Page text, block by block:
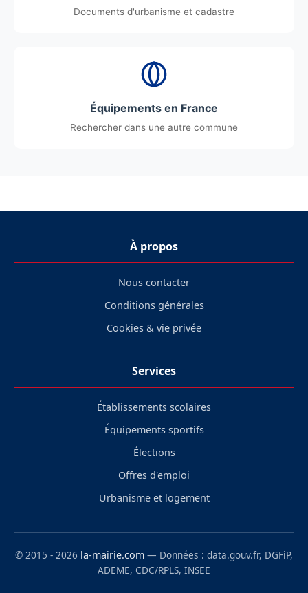
Documents d'urbanisme et cadastre
Équipements en France
Rechercher dans une autre commune
À propos
Nous contacter
Conditions générales
Cookies & vie privée
Services
Établissements scolaires
Équipements sportifs
Élections
Offres d'emploi
Urbanisme et logement
© 2015 - 2026 la-mairie.com — Données : data.gouv.fr, DGFiP,
ADEME, CDC/RPLS, INSEE